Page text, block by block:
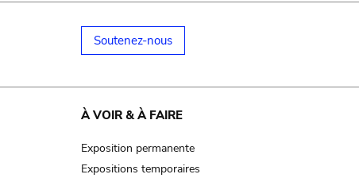
Soutenez-nous
À VOIR & À FAIRE
Exposition permanente
Expositions temporaires